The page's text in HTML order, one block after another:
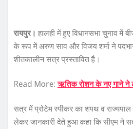
रायपुर। हालही में हुए विधानसभा चुनाव में
के रूप में अरुण साव और विजय शर्मा ने
शीतकालीन सत्र प्रस्तावित है।
Read More:ऋतिक रोशन के नए गाने ने
सत्र में प्रोटेम स्पीकर का शपथ व
लेकर जानकारी देते हुआ कहा कि सीएम ने